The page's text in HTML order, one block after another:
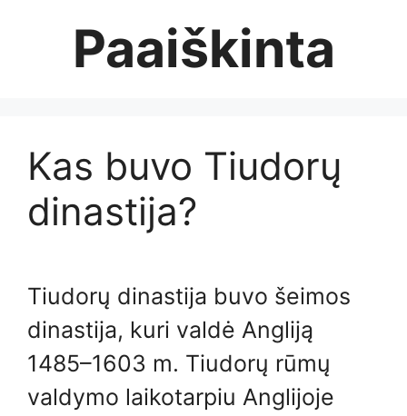
Paaiškinta
Kas buvo Tiudorų
dinastija?
Tiudorų dinastija buvo šeimos
dinastija, kuri valdė Angliją
1485–1603 m. Tiudorų rūmų
valdymo laikotarpiu Anglijoje